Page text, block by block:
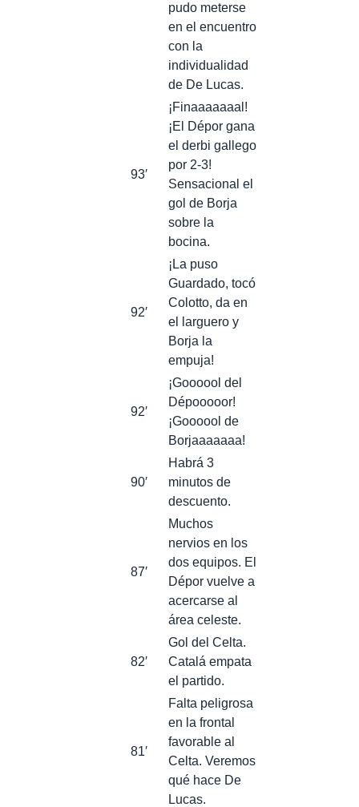
pudo meterse
en el encuentro
con la
individualidad
de De Lucas.
93′
¡Finaaaaaaal!
¡El Dépor gana
el derbi gallego
por 2-3!
Sensacional el
gol de Borja
sobre la
bocina.
92′
¡La puso
Guardado, tocó
Colotto, da en
el larguero y
Borja la
empuja!
92′
¡Goooool del
Dépooooor!
¡Goooool de
Borjaaaaaaa!
90′
Habrá 3
minutos de
descuento.
87′
Muchos
nervios en los
dos equipos. El
Dépor vuelve a
acercarse al
área celeste.
82′
Gol del Celta.
Catalá empata
el partido.
81′
Falta peligrosa
en la frontal
favorable al
Celta. Veremos
qué hace De
Lucas.